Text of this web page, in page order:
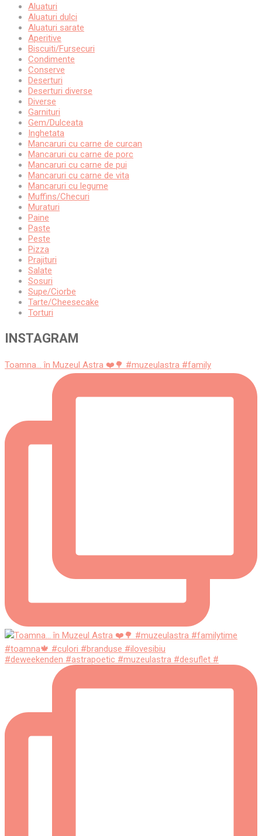
Aluaturi
Aluaturi dulci
Aluaturi sarate
Aperitive
Biscuiti/Fursecuri
Condimente
Conserve
Deserturi
Deserturi diverse
Diverse
Garnituri
Gem/Dulceata
Inghetata
Mancaruri cu carne de curcan
Mancaruri cu carne de porc
Mancaruri cu carne de pui
Mancaruri cu carne de vita
Mancaruri cu legume
Muffins/Checuri
Muraturi
Paine
Paste
Peste
Pizza
Prajituri
Salate
Sosuri
Supe/Ciorbe
Tarte/Cheesecake
Torturi
INSTAGRAM
Toamna... în Muzeul Astra ❤️🌳 #muzeulastra #family
#deweekenden #astrapoetic #muzeulastra #desuflet #